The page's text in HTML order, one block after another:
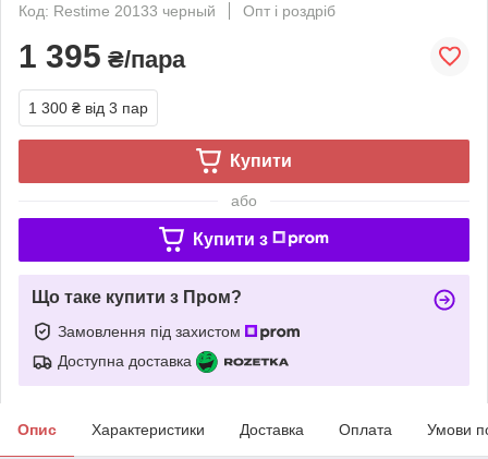
Код: Restime 20133 черный
Опт і роздріб
1 395 ₴/пара
1 300 ₴ від 3 пар
Купити
або
Купити з
Що таке купити з Пром?
Замовлення під захистом
Доступна доставка
Опис Характеристики Доставка Оплата Умови